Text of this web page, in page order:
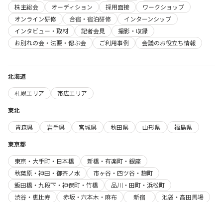
株主総会
オーディション 採用面接
ワークショップ
オンライン研修
合宿・宿泊研修
インターンシップ
インタビュー・取材
記者会見
撮影・収録
お別れの会・法要・偲ぶ会
ご利用事例 会議のお役立ち情報
北海道
札幌エリア
帯広エリア
東北
青森県
岩手県 宮城県 秋田県 山形県
福島県
東京都
東京・大手町・日本橋
新橋・有楽町・銀座
秋葉原・神田・御茶ノ水
市ヶ谷・四ツ谷・麹町
飯田橋・九段下・神保町・竹橋
品川・田町・浜松町
渋谷・恵比寿
赤坂・六本木・麻布 新宿
池袋・高田馬場